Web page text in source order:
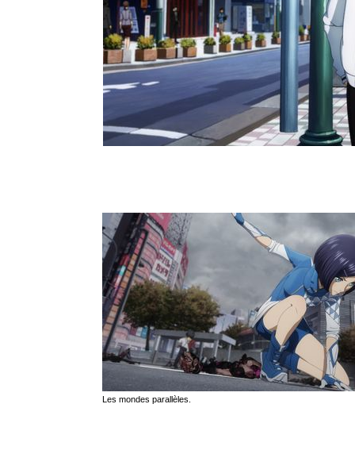
Les mondes parallèles.